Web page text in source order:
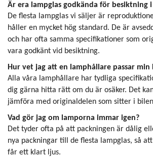
Är era lampglas godkända för besiktning i
De flesta lampglas vi säljer är
håller en mycket hög standard. De är
och har ofta samma specifikationer som
vara godkänt vid besiktning.
Hur vet jag att en lamphållare passar min
Alla våra lamphållare har tydliga
dig gärna hitta rätt om du är osäker. Det
jämföra med originaldelen som sitter i
Vad gör jag om lamporna immar igen?
Det tyder ofta på att packningen är dålig
nya packningar till de flesta lampglas, så
får ett klart ljus.